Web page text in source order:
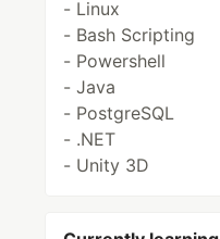
- Linux
- Bash Scripting
- Powershell
- Java
- PostgreSQL
- .NET
- Unity 3D